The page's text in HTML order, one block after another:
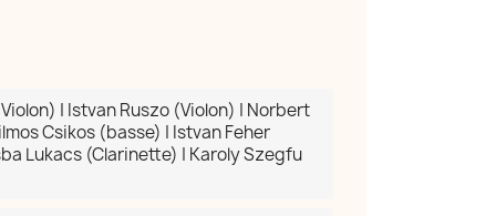
| Istvan Ruszo (Violon) | Norbert
Csikos (basse) | Istvan Feher
Lukacs (Clarinette) | Karoly Szegfu